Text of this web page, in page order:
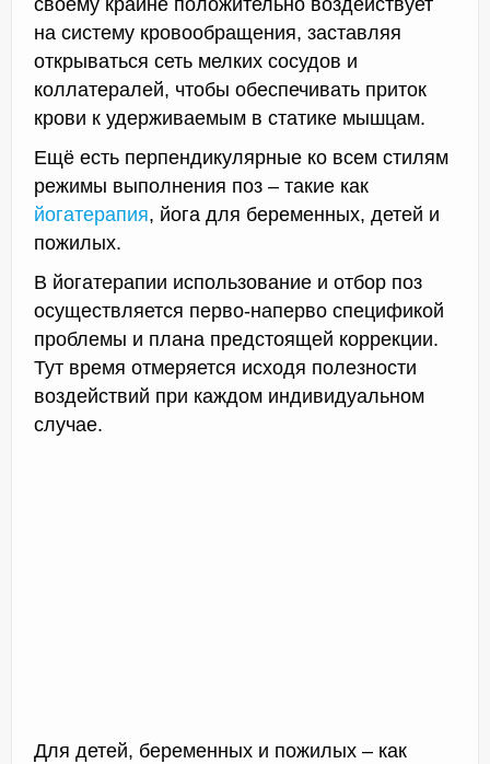
своему крайне положительно воздействует
на систему кровообращения, заставляя
открываться сеть мелких сосудов и
коллатералей, чтобы обеспечивать приток
крови к удерживаемым в статике мышцам.
Ещё есть перпендикулярные ко всем стилям
режимы выполнения поз – такие как
йогатерапия, йога для беременных, детей и
пожилых.
В йогатерапии использование и отбор поз
осуществляется перво-наперво спецификой
проблемы и плана предстоящей коррекции.
Тут время отмеряется исходя полезности
воздействий при каждом индивидуальном
случае.
Для детей, беременных и пожилых – как